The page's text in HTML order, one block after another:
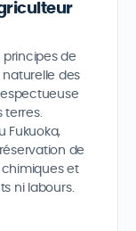
principes de
des
terres.
Fukuoka,
de
chimiques et
ni labours.